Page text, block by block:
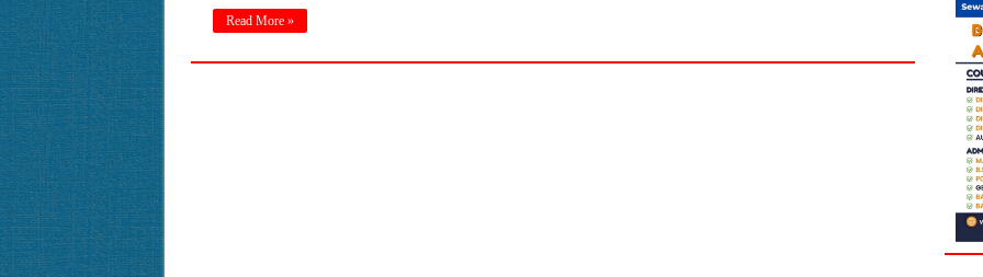
Read More »